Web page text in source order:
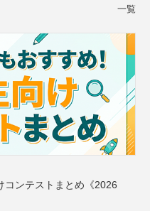
一覧
コンテストまとめ《2026